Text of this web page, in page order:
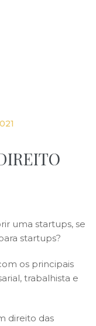
uma startups, se
startups?
os principais
trabalhista e
direito das